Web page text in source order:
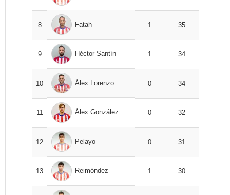
8 Fatah 1 35
9 Héctor Santín 1 34
10 Álex Lorenzo 0 34
11 Álex González 0 32
12 Pelayo 0 31
13 Reimóndez 1 30